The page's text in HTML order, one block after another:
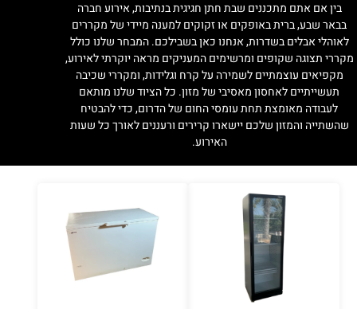
בין אם אתם מתכננים שבת חתן חגיגית בנתיבות, אירוע חברה
בבאר שבע, ברית באופקים או זקוקים למענה מיידי של מקררים
לאוהלי אבלים בשדרות, אנחנו כאן בשבילכם. המבחר שלנו כולל
מקררי תצוגה שקופים ומרשימים המעניקים מראה יוקרתי לאירוע,
מקפיאים עוצמתיים לשמירה על קרח וגלידות, ומקררי שכיבה
תעשייתיים לאחסון מאסיבי של מזון. כל הציוד שלנו מותאם
לעבודה מאומצת תחת עומסי החום של הדרום, כדי להבטיח
שהשתייה והמזון שלכם יישארו קרירים ורעננים לאורך כל שעות
האירוע.